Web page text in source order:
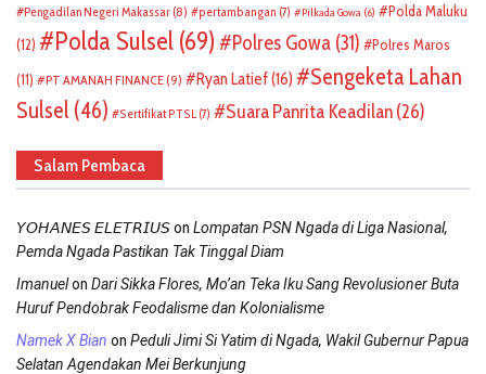
Pengadilan Negeri Makassar (8) pertambangan (7) Pilkada Gowa (6)
Polda Maluku
(12)
Polda Sulsel (69) Polres Gowa (31)
Polres Maros
(11)
PT AMANAH FINANCE(9) Ryan Latief(16)
Sengeketa Lahan
Sulsel (46) Sertifikat PTSL (7) Suara Panrita Keadilan(26)
Salam Pembaca
𝘠𝘖𝘏𝘈𝘕𝘌𝘚 𝘌𝘓𝘌𝘛𝘙𝘐𝘜𝘚on Lompatan PSN Ngada di Liga Nasional,
Pemda Ngada Pastikan Tak Tinggal Diam
Imanuelon Dari Sikka Flores, Mo’an Teka Iku Sang Revolusioner Buta
Huruf Pendobrak Feodalisme dan Kolonialisme
Namek X Bian on Peduli Jimi Si Yatim di Ngada, Wakil Gubernur Papua
Selatan Agendakan Mei Berkunjung